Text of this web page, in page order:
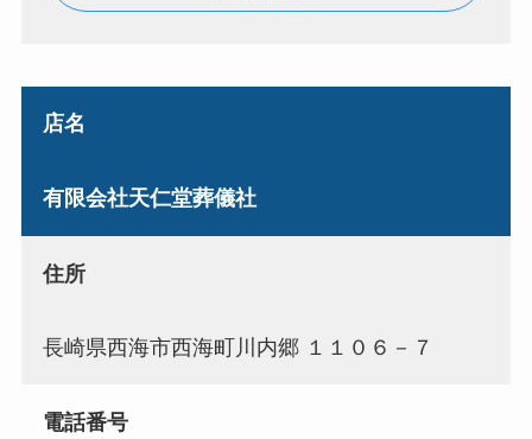
店名
有限会社天仁堂葬儀社
住所
長崎県西海市西海町川内郷 １１０６－７
電話番号